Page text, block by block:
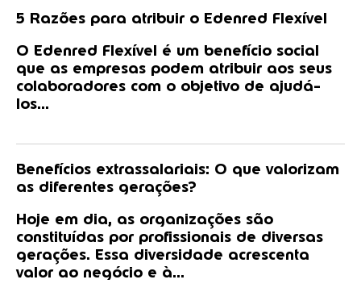
5 Razões para atribuir o Edenred Flexível
O Edenred Flexível é um benefício social
que as empresas podem atribuir aos seus
colaboradores com o objetivo de ajudá-
los...
Benefícios extrassalariais: O que valorizam
as diferentes gerações?
Hoje em dia, as organizações são
constituídas por profissionais de diversas
gerações. Essa diversidade acrescenta
valor ao negócio e à...